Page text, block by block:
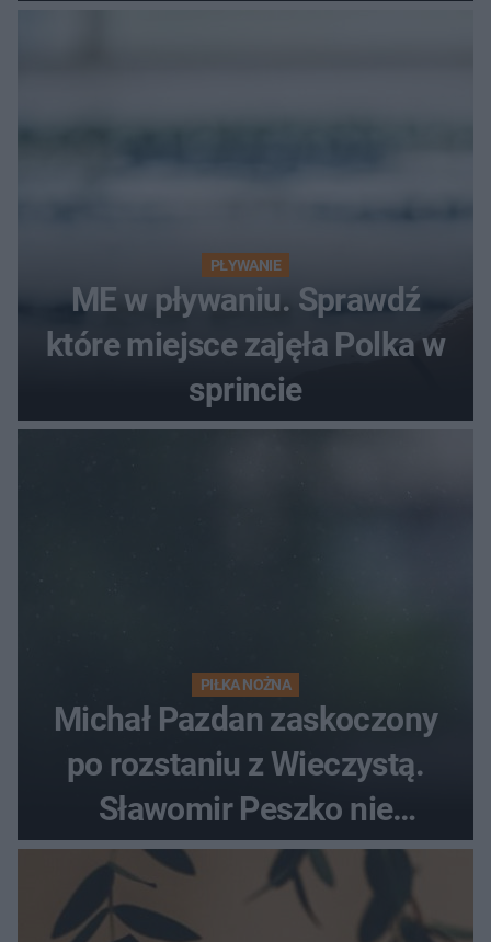
PŁYWANIE
ME w pływaniu. Sprawdź
które miejsce zajęła Polka w
sprincie
PIŁKA NOŻNA
Michał Pazdan zaskoczony
po rozstaniu z Wieczystą.
Sławomir Peszko nie
dotrzymał słowa?